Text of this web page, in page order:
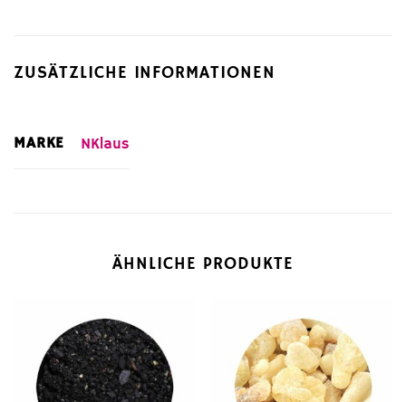
ZUSÄTZLICHE INFORMATIONEN
MARKE NKlaus
ÄHNLICHE PRODUKTE